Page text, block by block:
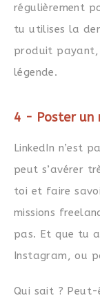
régulièrement
tu utilises la
produit payant,
légende.
4 - Poster un
LinkedIn n’est
peut s’avérer
toi et faire
missions
pas. Et que tu
Instagram, ou
Qui sait ? Peut-